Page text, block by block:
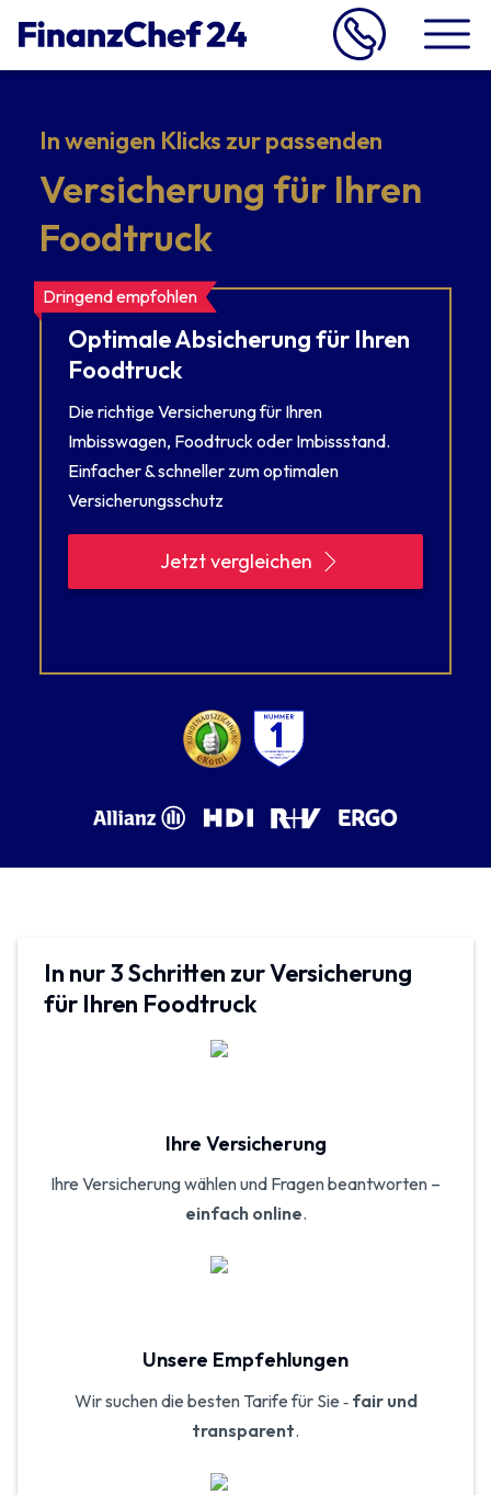
In wenigen Klicks zur passenden
Versicherung für Ihren
Foodtruck
Dringend empfohlen
Optimale Absicherung für Ihren
Foodtruck
Die richtige Versicherung für Ihren
Imbisswagen, Foodtruck oder Imbissstand.
Einfacher & schneller zum optimalen
Versicherungsschutz
Jetzt vergleichen
In nur 3 Schritten zur Versicherung
für Ihren Foodtruck
Ihre Versicherung
Ihre Versicherung wählen und Fragen beantworten –
einfach online.
Unsere Empfehlungen
Wir suchen die besten Tarife für Sie ‑ fair und
transparent.